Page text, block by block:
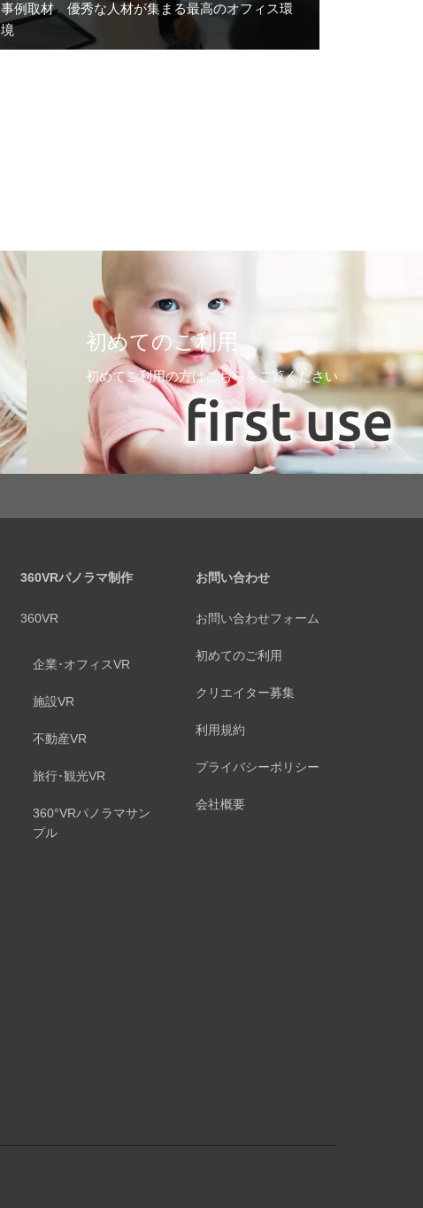
事例取材 優秀な人材が集まる最高のオフィス環
境
初めてのご利用
初めてご利用の方はこちらをご覧ください
360VRパノラマ制作
360VR
企業･オフィスVR
施設VR
不動産VR
旅行･観光VR
360°VRパノラマサン
プル
お問い合わせ
お問い合わせフォーム
初めてのご利用
クリエイター募集
利用規約
プライバシーポリシー
会社概要